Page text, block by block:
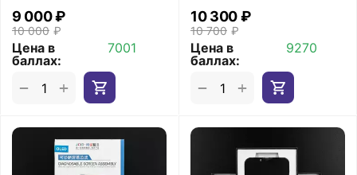
10 000 ₽
9 000₽
Цена в
баллах:
7001
+
−
10 700 ₽
10 300₽
Цена в
баллах:
9270
+
−